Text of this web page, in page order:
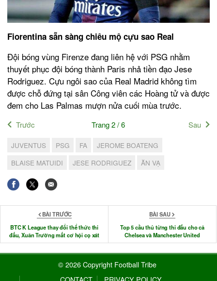
Fiorentina sẵn sàng chiêu mộ cựu sao Real
Đội bóng vùng Firenze đang liên hệ với PSG nhằm
thuyết phục đội bóng thành Paris nhả tiền đạo Jese
Rodriguez. Cựu ngôi sao của Real Madrid không tìm
được chỗ đứng tại sân Công viên các Hoàng tử và được
đem cho Las Palmas mượn nửa cuối mùa trước.
Trước Trang 2 / 6 Sau
JUVENTUS PSG FA
JEROME BOATENG
BLAISE MATUIDI
JESE RODRIGUEZ ĂN VẠ
BÀI TRƯỚC
BTC K League thay đổi thể thức thi
đấu, Xuân Trường mất cơ hội cọ xát
BÀI SAU
Top 5 cầu thủ từng thi đấu cho cả
Chelsea và Manchester United
© 2026 Copyright Football Tribe